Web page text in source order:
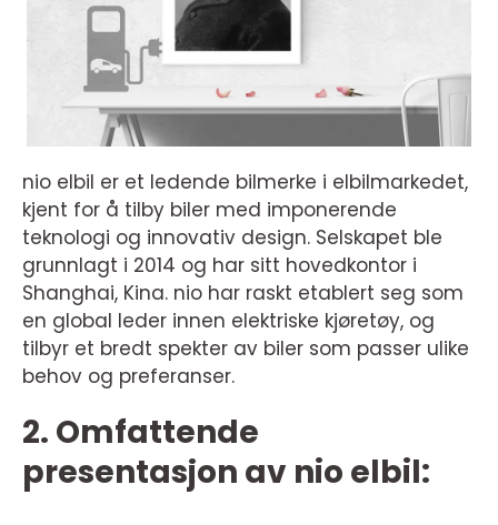
nio elbil er et ledende bilmerke i elbilmarkedet,
kjent for å tilby biler med imponerende
teknologi og innovativ design. Selskapet ble
grunnlagt i 2014 og har sitt hovedkontor i
Shanghai, Kina. nio har raskt etablert seg som
en global leder innen elektriske kjøretøy, og
tilbyr et bredt spekter av biler som passer ulike
behov og preferanser.
2. Omfattende
presentasjon av nio elbil: